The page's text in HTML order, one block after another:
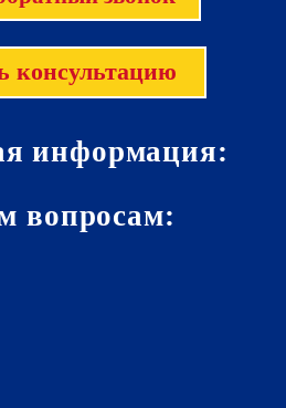
консультацию
информация:
вопросам: